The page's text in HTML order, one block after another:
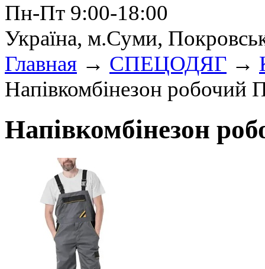
Пн-Пт 9:00-18:00
Україна, м.Суми,
Главная → СПЕЦОДЯГ →
Напівкомбінезон робочий
Напівкомбінезон